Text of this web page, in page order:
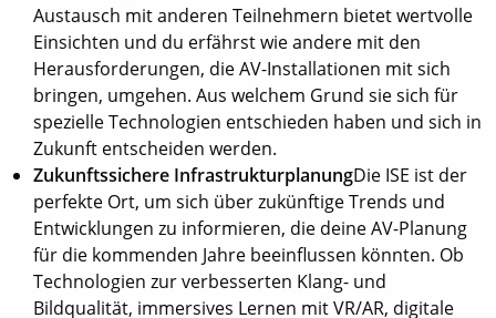
Austausch mit anderen Teilnehmern bietet wertvolle
Einsichten und du erfährst wie andere mit den
Herausforderungen, die AV-Installationen mit sich
bringen, umgehen. Aus welchem Grund sie sich für
spezielle Technologien entschieden haben und sich in
Zukunft entscheiden werden.
Zukunftssichere InfrastrukturplanungDie ISE ist der
perfekte Ort, um sich über zukünftige Trends und
Entwicklungen zu informieren, die deine AV-Planung
für die kommenden Jahre beeinflussen könnten. Ob
Technologien zur verbesserten Klang- und
Bildqualität, immersives Lernen mit VR/AR, digitale